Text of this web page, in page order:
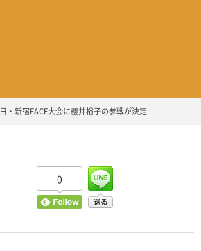
・新宿FACE大会に櫻井裕子の参戦が決定...
0